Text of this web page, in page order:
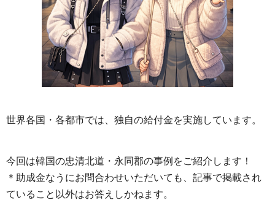
世界各国・各都市では、独自の給付金を実施しています。
今回は韓国の忠清北道・永同郡の事例をご紹介します！
＊助成金なうにお問合わせいただいても、記事で掲載され
ていること以外はお答えしかねます。